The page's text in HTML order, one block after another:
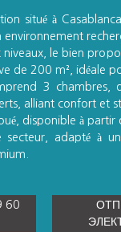
situé à
niveaux, le bien
de 200 m², idéale
3
alliant confort et
disponible à partir
secteur, adapté à
60